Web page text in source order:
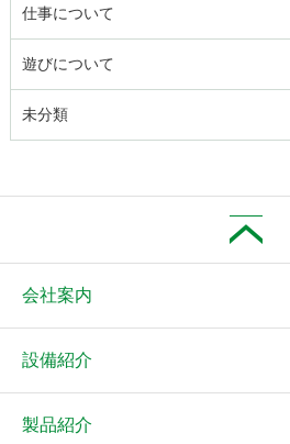
仕事について
遊びについて
未分類
会社案内
設備紹介
製品紹介